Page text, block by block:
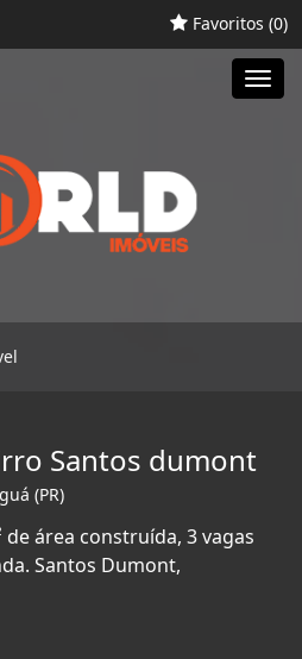
Favoritos (0)
Santos dumont
(PR)
de área construída, 3 vagas
Santos Dumont,